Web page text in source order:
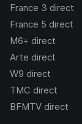
France 3 direct
France 5 direct
M6+ direct
Arte direct
W9 direct
TMC direct
BFMTV direct